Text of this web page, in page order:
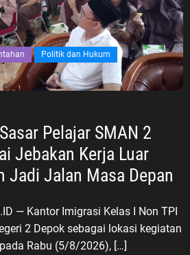
Politik dan Hukum
Pelajar SMAN 2
Jebakan Kerja Luar
— Kantor Imigrasi Kelas I Non TPI
2 Depok sebagai lokasi kegiatan
Rabu (5/8/2026), […]